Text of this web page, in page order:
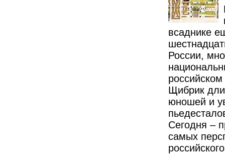
всаднике
России,
Щибрик
юношей и
Сегодня –
самых